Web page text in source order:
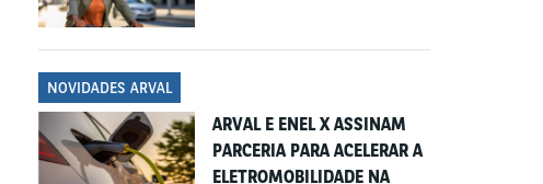
NOVIDADES ARVAL
ARVAL E ENEL X ASSINAM
PARCERIA PARA ACELERAR A
ELETROMOBILIDADE NA